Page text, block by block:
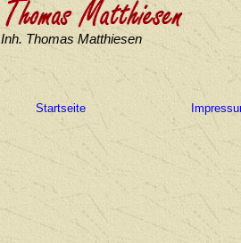
Inh. Thomas Matthiesen
Startseite